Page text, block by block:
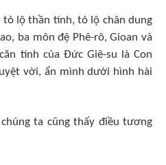
tỏ lộ thần tính, tỏ lộ chân dung
ba môn đệ Phê-rô, Gioan và
tính của Đức Giê-su là Con
vời, ẩn mình dưới hình hài
ta cũng thấy điều tương